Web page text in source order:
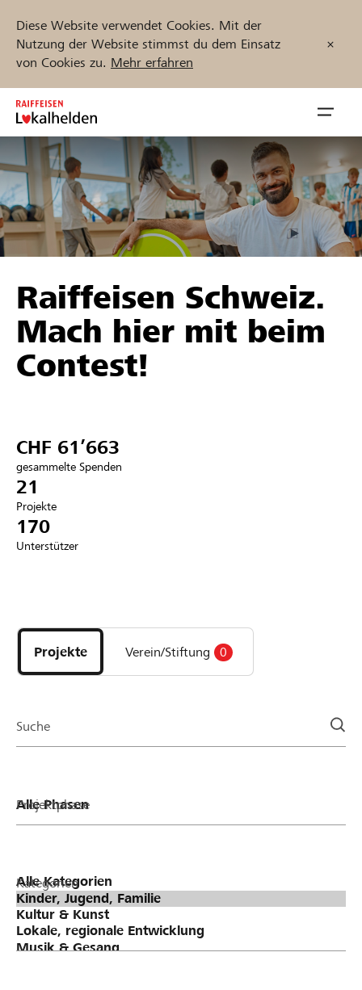
Diese Website verwendet Cookies. Mit der
Nutzung der Website stimmst du dem Einsatz
von Cookies zu. Mehr erfahren
Zum
Inhalt
springen
öffnen
Unterstützen
Hilfe & Support
Anmelden
Registrieren
Projekte und Organisationen finden
Jetzt starten
Raiffeisen Schweiz.
Mach hier mit beim
Contest!
CHF 61’663
gesammelte Spenden
21
Projekte
170
Unterstützer
Projekte
und
Organisationen
Projekte Verein/Stiftung 0
Suche
Projektphase
Kategorien